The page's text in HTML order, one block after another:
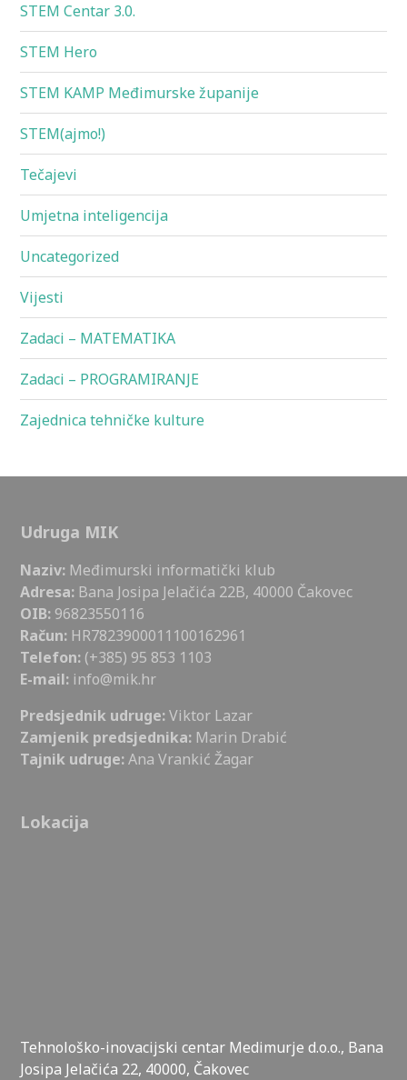
STEM Centar 3.0.
STEM Hero
STEM KAMP Međimurske županije
STEM(ajmo!)
Tečajevi
Umjetna inteligencija
Uncategorized
Vijesti
Zadaci – MATEMATIKA
Zadaci – PROGRAMIRANJE
Zajednica tehničke kulture
Udruga MIK
Naziv: Međimurski informatički klub
Adresa: Bana Josipa Jelačića 22B, 40000 Čakovec
OIB: 96823550116
Račun: HR7823900011100162961
Telefon: (+385) 95 853 1103
E-mail: info@mik.hr
Predsjednik udruge:Viktor Lazar
Zamjenik predsjednika: Marin Drabić
Tajnik udruge:Ana Vrankić Žagar
Lokacija
Tehnološko-inovacijski centar Medimurje d.o.o., Bana
Josipa Jelačića 22, 40000, Čakovec